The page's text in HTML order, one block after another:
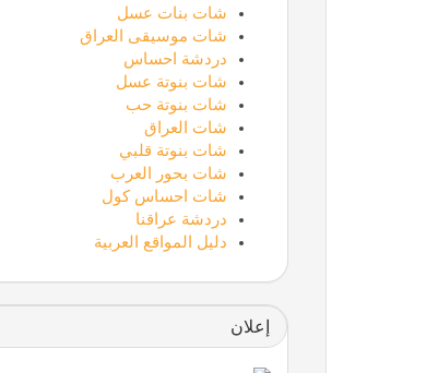
شات بنات عسل
شات موسيقى العراق
دردشة احساس
شات بنوتة عسل
شات بنوتة حب
شات العراق
شات بنوتة قلبي
شات بحور العرب
شات احساس كول
دردشة عراقنا
دليل المواقع العربية
إعلان